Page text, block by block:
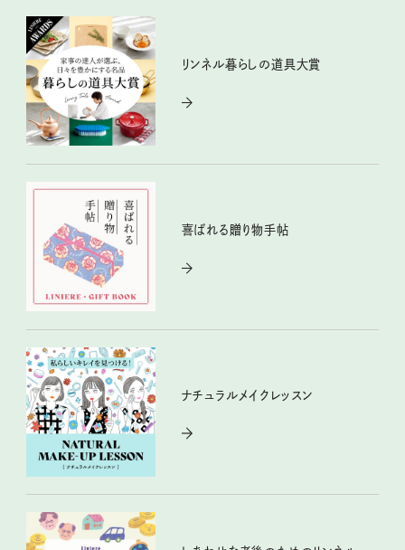
リンネル暮らしの道具大賞
喜ばれる贈り物手帖
ナチュラルメイクレッスン